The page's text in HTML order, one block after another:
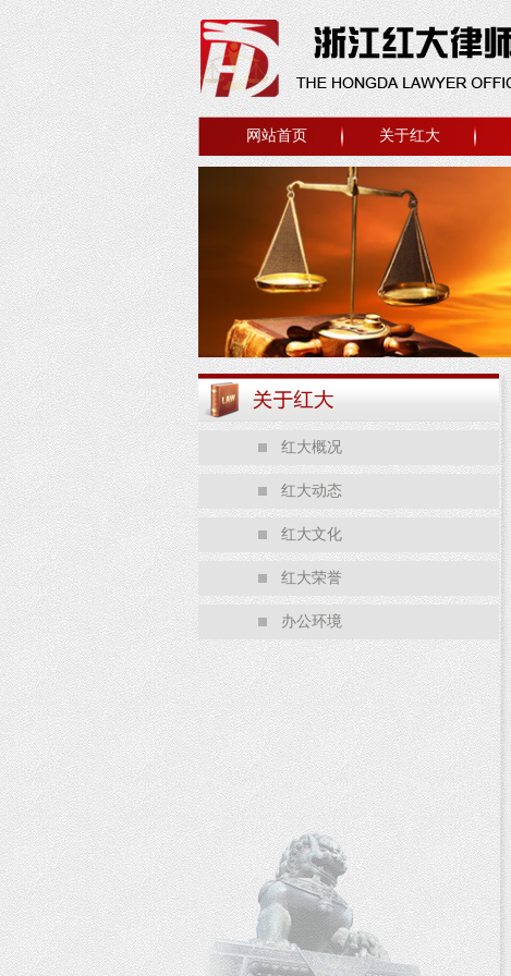
网站首页 关于红大
红大概况
红大动态
红大文化
红大荣誉
办公环境